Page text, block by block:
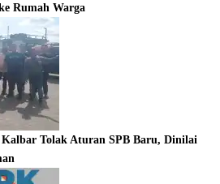
Rumah Warga
Kalbar Tolak Aturan SPB Baru, Dinilai